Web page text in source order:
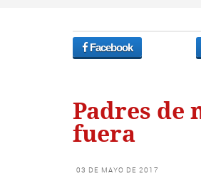
Facebook
Padres
fuera
03 DE MAYO DE 2017